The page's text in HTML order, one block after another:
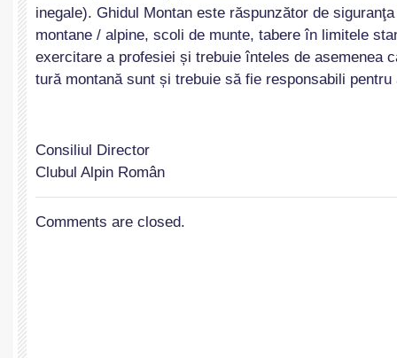
inegale). Ghidul Montan este răspunzător de
montane / alpine, scoli de munte, tabere în limitele
exercitare a profesiei și trebuie înteles de asemenea
tură montană sunt și trebuie să fie responsabili pentru
Consiliul Director
Clubul Alpin Român
Comments are closed.